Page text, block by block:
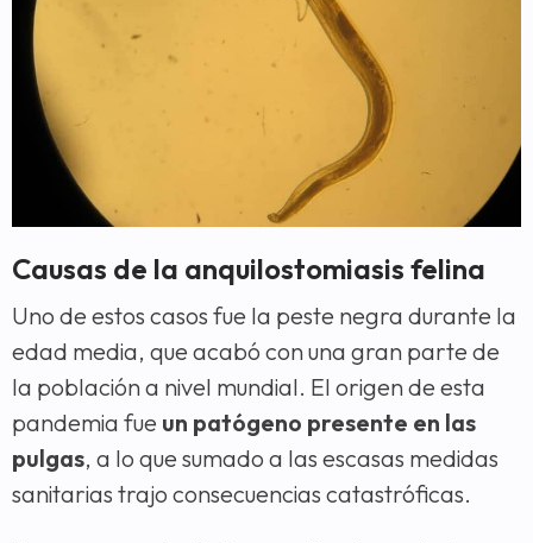
Causas de la anquilostomiasis felina
Uno de estos casos fue la peste negra durante la
edad media, que acabó con una gran parte de
la población a nivel mundial. El origen de esta
pandemia fue un patógeno presente en las
pulgas, a lo que sumado a las escasas medidas
sanitarias trajo consecuencias catastróficas.